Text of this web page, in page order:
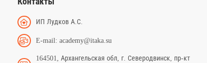
ИП Лудков А.С.
E-mail: academy@itaka.su
164501, Архангельская обл, г. Северодвинск, пр-кт